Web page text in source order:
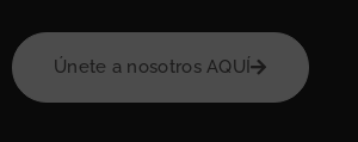
Únete a nosotros AQUÍ